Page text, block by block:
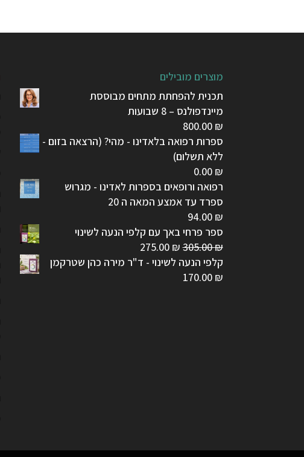
מוצרים מובילים
תכנית להפחתת מתחים מבוססת
מיינדפולנס – 8 שבועות
800.00 ₪
ספרות רפואה בלאדינו - מהי? (הרצאה בזום -
ללא תשלום)
0.00 ₪
רפואה ורופאים בספרות לאדינו - מגרוש
ספרד עד אמצע המאה ה 20
94.00 ₪
ספר פרחי באך עם קלפי הנעה לשינוי
305.00₪
המחיר
המקורי
275.00 ₪
הנוכחי
קלפי הנעה לשינוי - ד"ר מירה כהן שטרקמן
170.00 ₪